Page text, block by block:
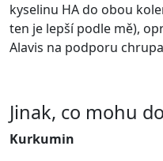
kyselinu HA do obou
ten je lepší podle mě),
Alavis na podporu
Jinak, co mohu
Kurkumin